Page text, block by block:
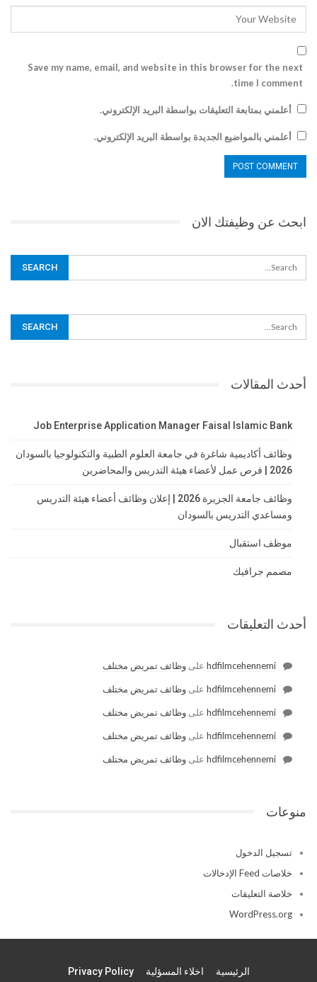
Save my name, email, and website in this browser for the next
time I comment.
أعلمني بمتابعة التعليقات بواسطة البريد الإلكتروني.
أعلمني بالمواضيع الجديدة بواسطة البريد الإلكتروني.
ابحث عن وظيفتك الان
أحدث المقالات
Job Enterprise Application Manager Faisal Islamic Bank
وظائف أكاديمية شاغرة في جامعة العلوم الطبية والتكنولوجيا بالسودان
2026 | فرص عمل لأعضاء هيئة التدريس والمحاضرين
وظائف جامعة الجزيرة 2026 | إعلان وظائف أعضاء هيئة التدريس
ومساعدي التدريس بالسودان
موظف استقبال
مصمم جرافيك
أحدث التعليقات
hdfilmcehennemi على وظائف تمريض مختلف
hdfilmcehennemi على وظائف تمريض مختلف
hdfilmcehennemi على وظائف تمريض مختلف
hdfilmcehennemi على وظائف تمريض مختلف
hdfilmcehennemi على وظائف تمريض مختلف
منوعات
تسجيل الدخول
خلاصات Feed الإدخالات
خلاصة التعليقات
WordPress.org
الرئيسية اخلاء المسؤلية Privacy Policy